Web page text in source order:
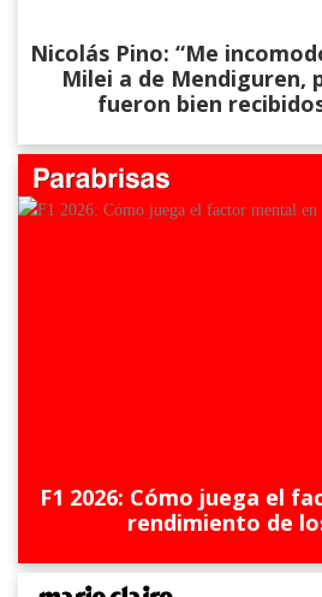
Nicolás Pino: “Me
Milei a de Mendiguren,
fueron bien
F1 2026: Cómo juega el
rendimiento de